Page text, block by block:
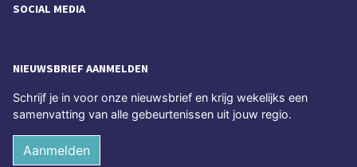
SOCIAL MEDIA
NIEUWSBRIEF AANMELDEN
Schrijf je in voor onze nieuwsbrief en krijg wekelijks een
samenvatting van alle gebeurtenissen uit jouw regio.
Aanmelden